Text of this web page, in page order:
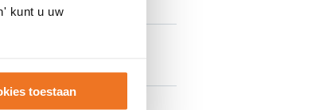
kunt u uw
toestaan